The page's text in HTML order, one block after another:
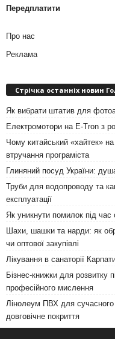
Передплатити
Про нас
Реклама
Стрічка останніх новин
Як вибрати штатив для
Електромотори на E-Tron з
Чому китайський «хайтек»
втручання програміста
Глиняний посуд України:
Труби для водопроводу та
експлуатації
Як уникнути помилок під
Шахи, шашки та нарди: як
чи оптової закупівлі
Лікування в санаторії
Бізнес-книжки для розвитку
професійного мислення
Лінолеум ПВХ для сучасного
довговічне покриття